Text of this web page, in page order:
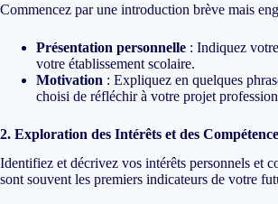
Commencez par une introduction brève mais
Présentation personnelle : Indiquez
votre établissement scolaire.
Motivation : Expliquez en quelques
choisi de réfléchir à votre projet
2. Exploration des Intérêts et des
Identifiez et décrivez vos intérêts personnels et
sont souvent les premiers indicateurs de votre